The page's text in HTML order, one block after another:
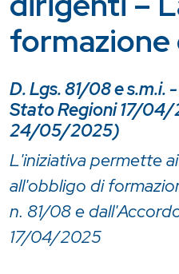
D. Lgs. 81/08 e s.m.i.
Stato Regioni 17/04/
24/05/2025)
L'iniziativa permette
all'obbligo di
n. 81/08 e
17/04/2025